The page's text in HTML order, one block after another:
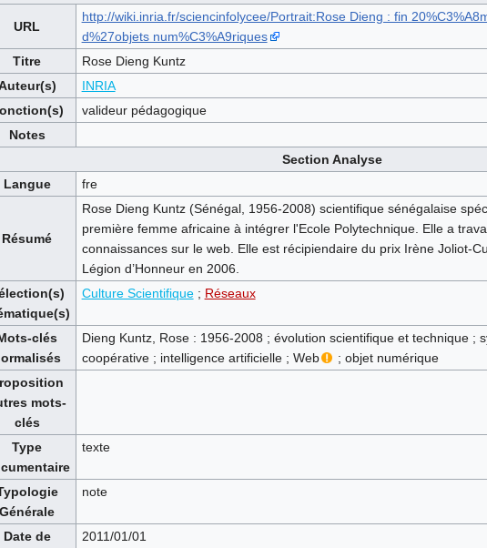
URL
http://wiki.inria.fr/sciencinfolycee/Portrait:Rose Dieng : fin
d%27objets num%C3%A9riques
Titre
Rose Dieng Kuntz
INRIA
valideur pédagogique
Notes
Section Analyse
Langue
fre
Résumé
Rose Dieng Kuntz (Sénégal, 1956-2008) scientifique sénégalaise
première femme africaine à intégrer l'Ecole Polytechnique. Elle a
connaissances sur le web. Elle est récipiendaire du prix Irène Joliot-
Légion d’Honneur en 2006.
Culture Scientifique; Réseaux
clés
Dieng Kuntz, Rose : 1956-2008 ; évolution scientifique et technique ;
coopérative ; intelligence artificielle ; Web
; objet numérique
mots-
clés
Type
texte
Générale
note
Date de
2011/01/01